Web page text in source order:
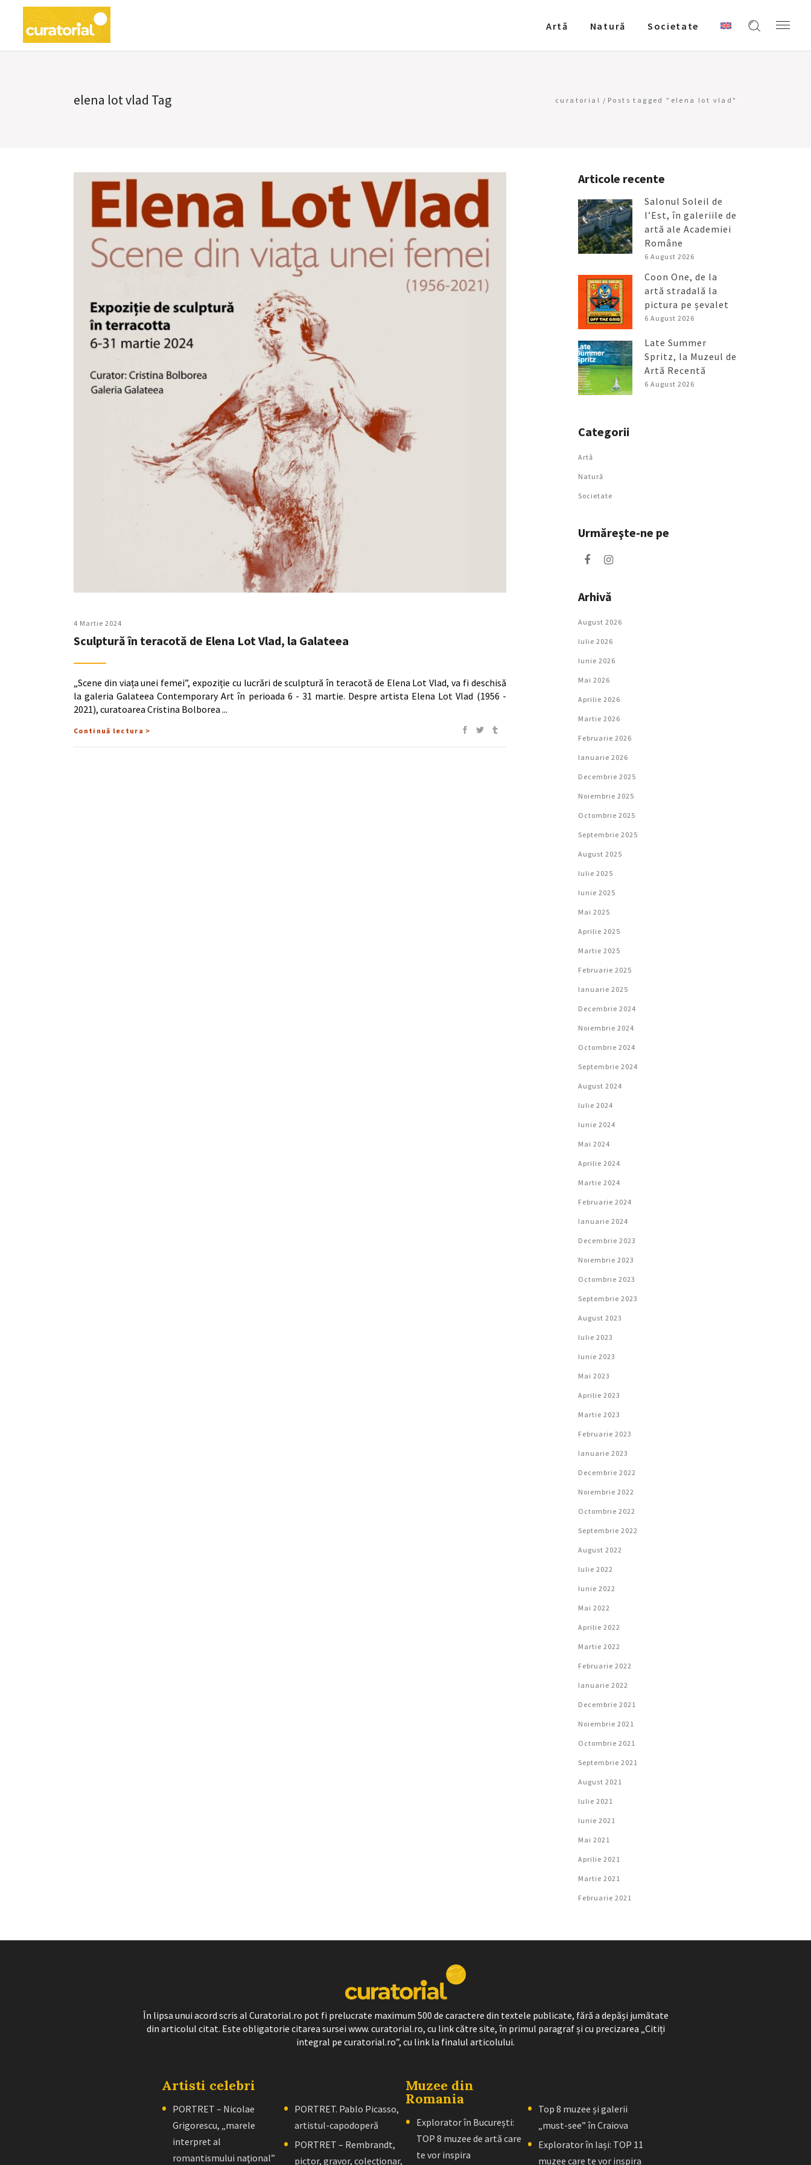
Artǎ Natură Societate
elena lot vlad Tag curatorial / Posts tagged "elena lot vlad"
4 Martie 2024
Sculptură în teracotă de Elena Lot Vlad, la Galateea
„Scene din viața unei femei”, expoziție cu lucrări de sculptură în teracotă de Elena Lot Vlad, va fi deschisă
la galeria Galateea Contemporary Art în perioada 6 - 31 martie. Despre artista Elena Lot Vlad (1956 -
2021), curatoarea Cristina Bolborea
Continuă lectura >
Articole recente
Salonul Soleil de
l’Est, în galeriile de
artă ale Academiei
Române
6 August 2026
Coon One, de la
artă stradală la
pictura pe șevalet
6 August 2026
Late Summer
Spritz, la Muzeul de
Artă Recentă
6 August 2026
Categorii
Artǎ
Natură
Societate
Urmăreşte-ne pe
Arhivă
August 2026
Iulie 2026
Iunie 2026
Mai 2026
Aprilie 2026
Martie 2026
Februarie 2026
Ianuarie 2026
Decembrie 2025
Noiembrie 2025
Octombrie 2025
Septembrie 2025
August 2025
Iulie 2025
Iunie 2025
Mai 2025
Aprilie 2025
Martie 2025
Februarie 2025
Ianuarie 2025
Decembrie 2024
Noiembrie 2024
Octombrie 2024
Septembrie 2024
August 2024
Iulie 2024
Iunie 2024
Mai 2024
Aprilie 2024
Martie 2024
Februarie 2024
Ianuarie 2024
Decembrie 2023
Noiembrie 2023
Octombrie 2023
Septembrie 2023
August 2023
Iulie 2023
Iunie 2023
Mai 2023
Aprilie 2023
Martie 2023
Februarie 2023
Ianuarie 2023
Decembrie 2022
Noiembrie 2022
Octombrie 2022
Septembrie 2022
August 2022
Iulie 2022
Iunie 2022
Mai 2022
Aprilie 2022
Martie 2022
Februarie 2022
Ianuarie 2022
Decembrie 2021
Noiembrie 2021
Octombrie 2021
Septembrie 2021
August 2021
Iulie 2021
Iunie 2021
Mai 2021
Aprilie 2021
Martie 2021
Februarie 2021
În lipsa unui acord scris al Curatorial.ro pot fi prelucrate maximum 500 de caractere din textele publicate, fără a depăși jumătate
din articolul citat. Este obligatorie citarea sursei www. curatorial.ro, cu link către site, în primul paragraf și cu precizarea „Citiți
integral pe curatorial.ro”, cu link la finalul articolului.
Artisti celebri
PORTRET – Nicolae
Grigorescu, „marele
interpret al
romantismului naţional”
PORTRET. Pablo Picasso,
artistul-capodoperă
PORTRET – Rembrandt,
pictor, gravor, colecţionar,
Muzee din
Romania
Explorator în București:
TOP 8 muzee de artă care
te vor inspira
Top 8 muzee și galerii
„must-see” în Craiova
Explorator în Iași: TOP 11
muzee care te vor inspira